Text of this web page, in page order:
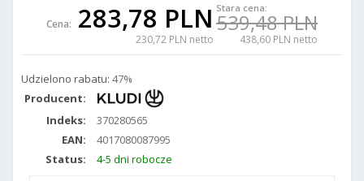
Cena: 283,78 PLN
230,72 PLN netto
Stara cena:
539,48 PLN
438,60 PLN netto
Udzielono rabatu: 47%
Producent:
Indeks:
370280565
EAN:
4017080087995
Status:
4-5 dni robocze